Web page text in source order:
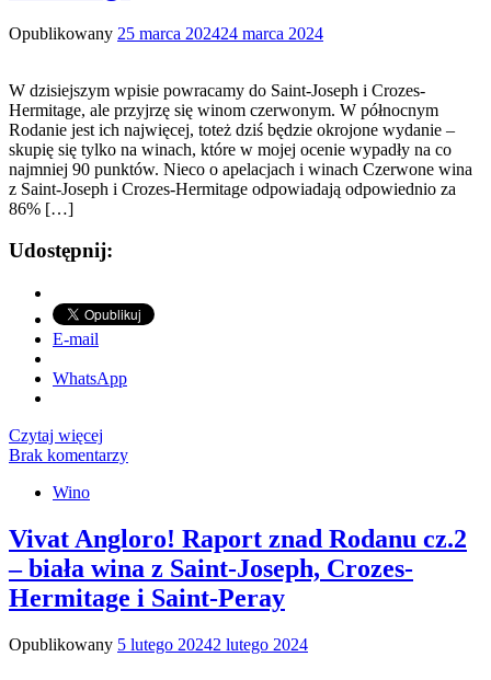
Opublikowany 25 marca 202424 marca 2024
W dzisiejszym wpisie powracamy do Saint-Joseph i Crozes-
Hermitage, ale przyjrzę się winom czerwonym. W północnym
Rodanie jest ich najwięcej, toteż dziś będzie okrojone wydanie –
skupię się tylko na winach, które w mojej ocenie wypadły na co
najmniej 90 punktów. Nieco o apelacjach i winach Czerwone wina
z Saint-Joseph i Crozes-Hermitage odpowiadają odpowiednio za
86% […]
Udostępnij:
E-mail
WhatsApp
Czytaj więcej
Brak komentarzy
Wino
Vivat Angloro! Raport znad Rodanu cz.2
– biała wina z Saint-Joseph, Crozes-
Hermitage i Saint-Peray
Opublikowany 5 lutego 20242 lutego 2024